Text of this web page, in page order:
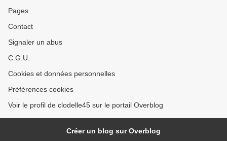
Pages
Contact
Signaler un abus
C.G.U.
Cookies et données personnelles
Préférences cookies
Voir le profil de clodelle45 sur le portail Overblog
Créer un blog sur Overblog